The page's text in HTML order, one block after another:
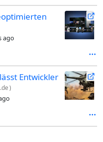
ago
Entwickler
)